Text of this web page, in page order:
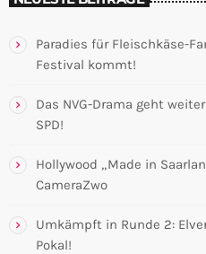
Paradies für Fleischkäse-
Festival kommt!
Das NVG-Drama geht
SPD!
Hollywood „Made in
CameraZwo
Umkämpft in Runde 2:
Pokal!